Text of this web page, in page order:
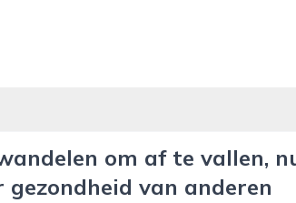
om af te vallen,
gezondheid van anderen